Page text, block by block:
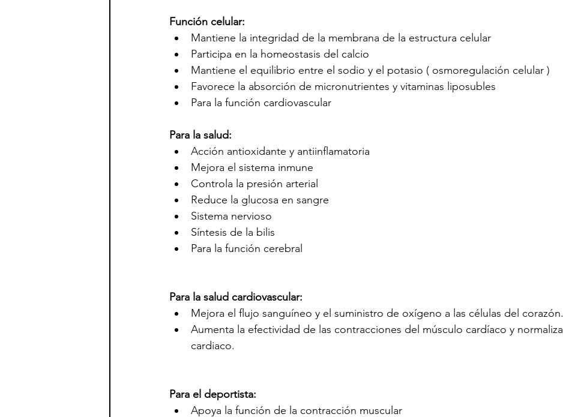
Función celular:
Mantiene la integridad de la membrana de la estructura celular
Participa en la homeostasis del calcio
Mantiene el equilibrio entre el sodio y el potasio ( osmoregulación celular )
Favorece la absorción de micronutrientes y vitaminas liposubles
Para la función cardiovascular
Para la salud:
Acción antioxidante y antiinflamatoria
Mejora el sistema inmune
Controla la presión arterial
Reduce la glucosa en sangre
Sistema nervioso
Síntesis de la bilis
Para la función cerebral
Para la salud cardiovascular:
Mejora el flujo sanguíneo y el suministro de oxígeno a las células del corazón.
Aumenta la efectividad de las contracciones del músculo cardíaco y
cardiaco.
Para el deportista:
Apoya la función de la contracción muscular